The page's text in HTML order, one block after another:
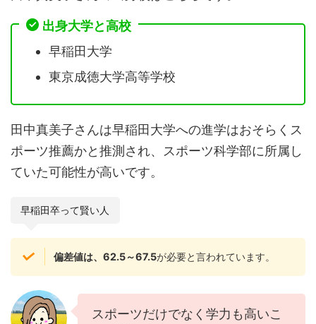
出身大学と高校
早稲田大学
東京成徳大学高等学校
田中真美子さんは早稲田大学への進学はおそらくス
ポーツ推薦かと推測され、スポーツ科学部に所属し
ていた可能性が高いです。
早稲田卒って賢い人
偏差値は、62.5～67.5が必要と言われています。
スポーツだけでなく学力も高いこ